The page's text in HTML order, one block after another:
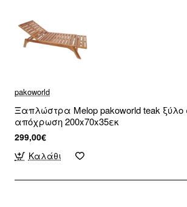
pakoworld
Ξαπλώστρα Melop pakoworld teak ξύλο
απόχρωση 200x70x35εκ
299,00€
Καλάθι